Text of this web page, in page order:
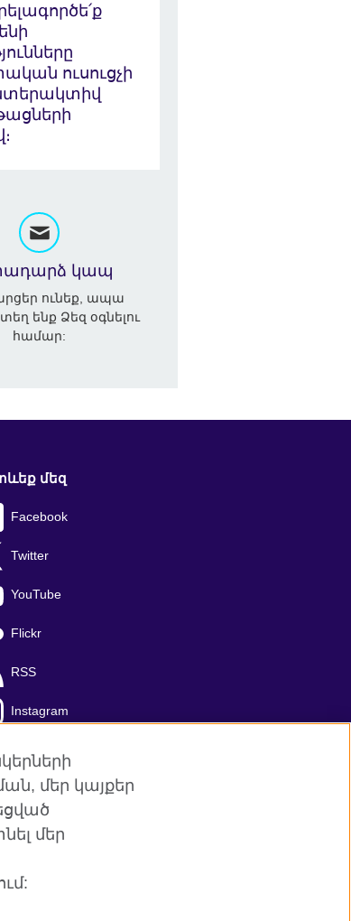
ուսուցչի
կապ
ունեք, ապա
ենք Ձեզ օգնելու
համար:
մեզ
Facebook
Twitter
YouTube
Flickr
RSS
Instagram
մեր կայքեր
մեր